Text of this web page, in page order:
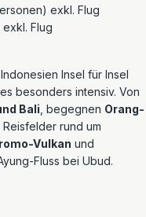
exkl. Flug
Flug
Insel für Insel
besonders intensiv. Von
Bali , begegnen Orang-
Reisfelder rund um
Vulkan und
Fluss bei Ubud.